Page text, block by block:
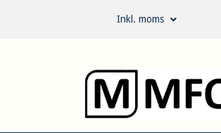
Inkl. moms